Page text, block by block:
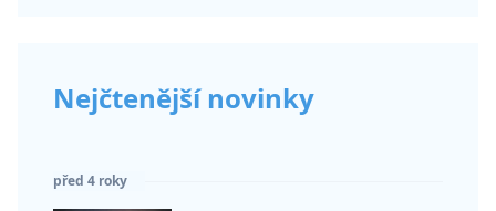
Nejčtenější novinky
před 4 roky